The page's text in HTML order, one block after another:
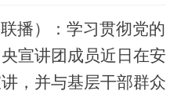
联播）：学习贯彻党的
宣讲团成员近日在安
，并与基层干部群众